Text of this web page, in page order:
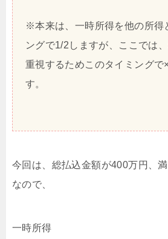
※本来は、一時所得を他の所得
ングで1/2しますが、ここでは
重視するためこのタイミングで
す。
今回は、総払込金額が400万円、
なので、
一時所得